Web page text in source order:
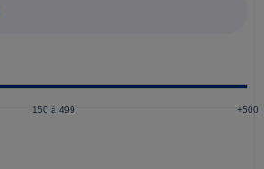
150 à 499 +500